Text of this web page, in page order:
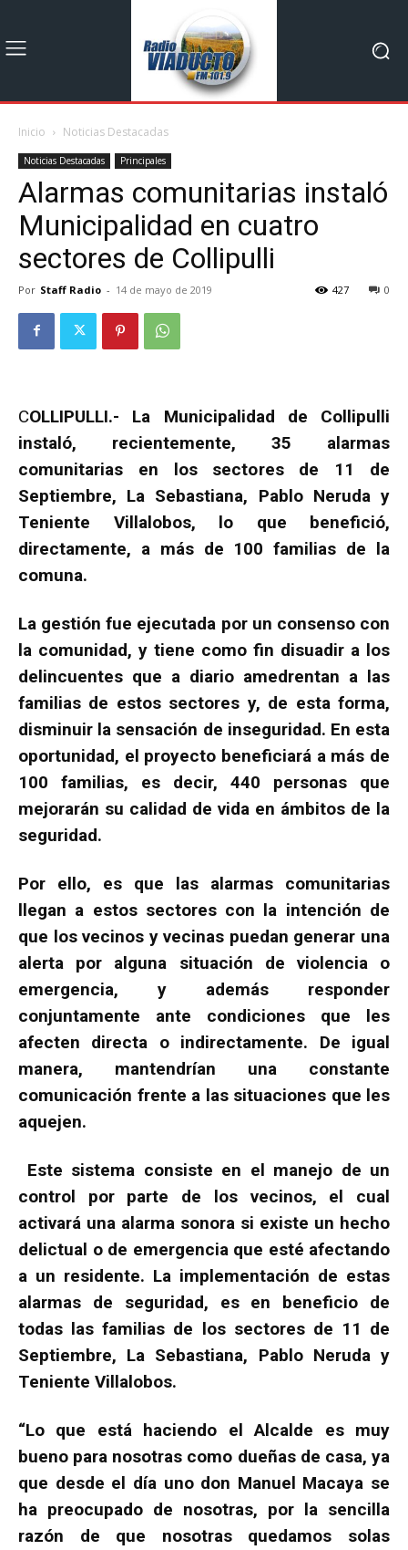
Inicio Noticias Destacadas
Noticias Destacadas Principales
Alarmas comunitarias instaló
Municipalidad en cuatro
sectores de Collipulli
Por Staff Radio - 14 de mayo de 2019 0
427
COLLIPULLI.- La Municipalidad de Collipulli
instaló, recientemente, 35 alarmas
comunitarias en los sectores de 11 de
Septiembre, La Sebastiana, Pablo Neruda y
Teniente Villalobos, lo que benefició,
directamente, a más de 100 familias de la
comuna.
La gestión fue ejecutada por un consenso con
la comunidad, y tiene como fin disuadir a los
delincuentes que a diario amedrentan a las
familias de estos sectores y, de esta forma,
disminuir la sensación de inseguridad. En esta
oportunidad, el proyecto beneficiará a más de
100 familias, es decir, 440 personas que
mejorarán su calidad de vida en ámbitos de la
seguridad.
Por ello, es que las alarmas comunitarias
llegan a estos sectores con la intención de
que los vecinos y vecinas puedan generar una
alerta por alguna situación de violencia o
emergencia, y además responder
conjuntamente ante condiciones que les
afecten directa o indirectamente. De igual
manera, mantendrían una constante
comunicación frente a las situaciones que les
aquejen.
Este sistema consiste en el manejo de un
control por parte de los vecinos, el cual
activará una alarma sonora si existe un hecho
delictual o de emergencia que esté afectando
a un residente. La implementación de estas
alarmas de seguridad, es en beneficio de
todas las familias de los sectores de 11 de
Septiembre, La Sebastiana, Pablo Neruda y
Teniente Villalobos.
“Lo que está haciendo el Alcalde es muy
bueno para nosotras como dueñas de casa, ya
que desde el día uno don Manuel Macaya se
ha preocupado de nosotras, por la sencilla
razón de que nosotras quedamos solas